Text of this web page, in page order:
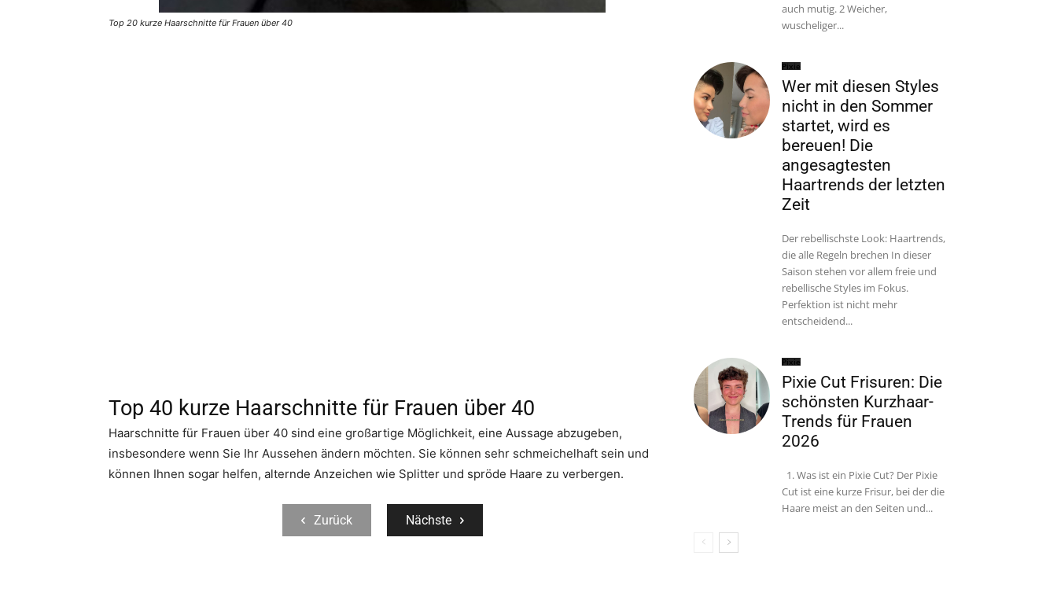
Top 20 kurze Haarschnitte für Frauen über 40
Top 40 kurze Haarschnitte für Frauen über 40
Haarschnitte für Frauen über 40 sind eine großartige Möglichkeit, eine Aussage abzugeben,
insbesondere wenn Sie Ihr Aussehen ändern möchten. Sie können sehr schmeichelhaft sein und
können Ihnen sogar helfen, alternde Anzeichen wie Splitter und spröde Haare zu verbergen.
Zurück Nächste
auch mutig. 2 Weicher,
wuscheliger...
Pixie
Wer mit diesen Styles
nicht in den Sommer
startet, wird es
bereuen! Die
angesagtesten
Haartrends der letzten
Zeit
Der rebellischste Look: Haartrends,
die alle Regeln brechen In dieser
Saison stehen vor allem freie und
rebellische Styles im Fokus.
Perfektion ist nicht mehr
entscheidend...
Pixie
Pixie Cut Frisuren: Die
schönsten Kurzhaar-
Trends für Frauen
2026
1. Was ist ein Pixie Cut? Der Pixie
Cut ist eine kurze Frisur, bei der die
Haare meist an den Seiten und...